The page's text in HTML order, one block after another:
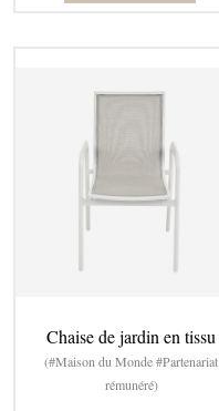
Chaise de jardin en tissu
(#Maison du Monde #Partenariat
rémunéré)